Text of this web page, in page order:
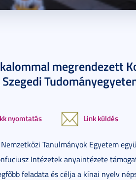
megrendezett
nyomtatás Link küldés
Tanulmányok Egyetem
Intézetek anyaintézete
feladata és célja a kínai nyelv